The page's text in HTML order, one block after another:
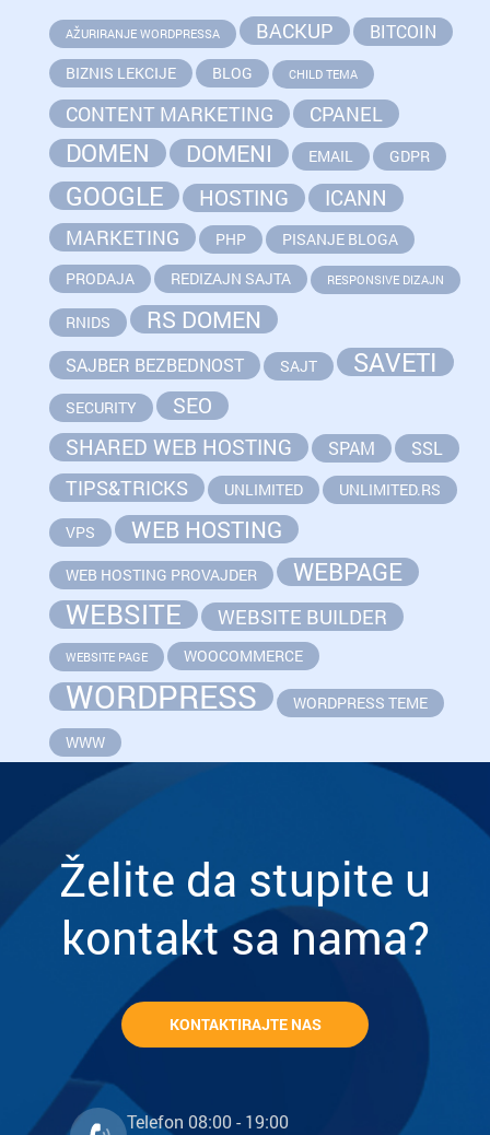
AŽURIRANJE WORDPRESSA BACKUP BITCOIN
BIZNIS LEKCIJE BLOG CHILD TEMA
CONTENT MARKETING CPANEL
DOMEN DOMENI EMAIL GDPR
GOOGLE HOSTING ICANN
MARKETING PHP
PISANJE BLOGA
PRODAJA
REDIZAJN SAJTA RESPONSIVE DIZAJN
RNIDS RS DOMEN
SAJBER BEZBEDNOST SAJT SAVETI
SECURITY
SEO
SHARED WEB HOSTING
SPAM SSL
TIPS&TRICKS UNLIMITED UNLIMITED.RS
VPS WEB HOSTING
WEB HOSTING PROVAJDER WEBPAGE
WEBSITE WEBSITE BUILDER
WEBSITE PAGE WOOCOMMERCE
WORDPRESS
WORDPRESS TEME
WWW
Želite da stupite u
kontakt sa nama?
KONTAKTIRAJTE NAS
Telefon 08:00 - 19:00